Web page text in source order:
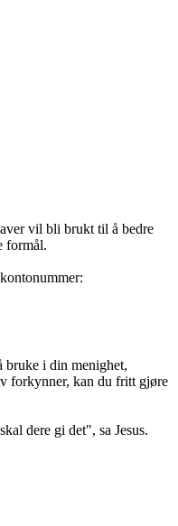
vil bli brukt til å bedre
formål.
bruke i din menighet,
forkynner, kan du fritt gjøre
dere gi det", sa Jesus.